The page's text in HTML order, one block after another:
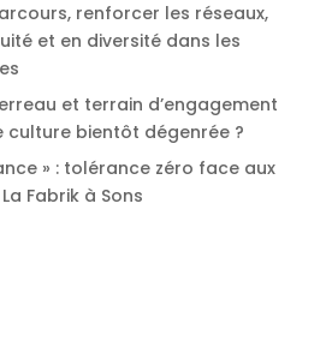
renforcer les réseaux,
et en diversité dans les
et terrain d’engagement
bientôt dégenrée ?
» : tolérance zéro face aux
Fabrik à Sons